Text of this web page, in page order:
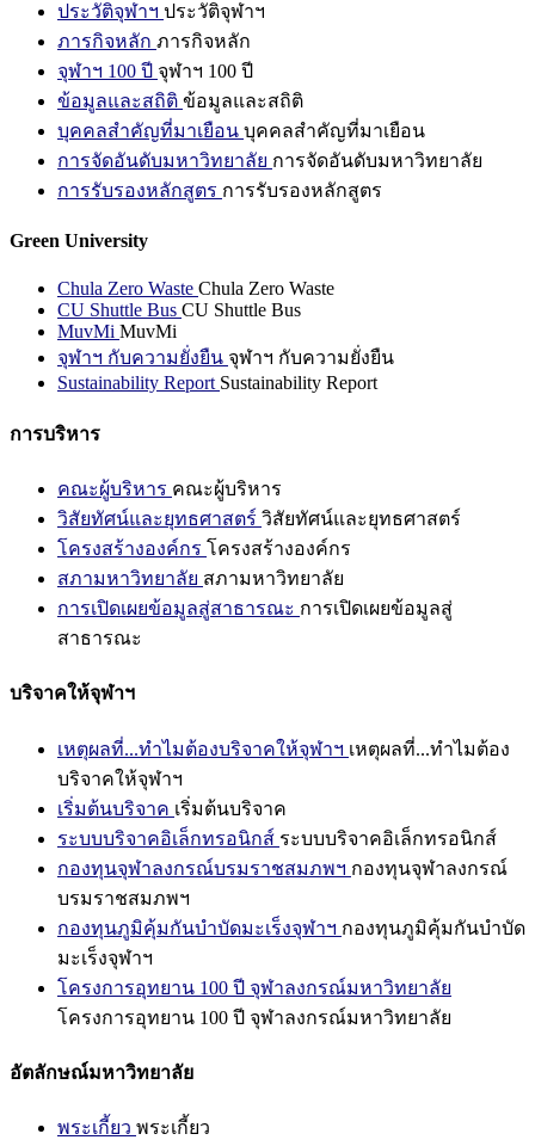
ประวัติจุฬาฯ ประวัติจุฬาฯ
ภารกิจหลัก ภารกิจหลัก
จุฬาฯ 100 ปี จุฬาฯ 100 ปี
ข้อมูลและสถิติ ข้อมูลและสถิติ
บุคคลสำคัญที่มาเยือน บุคคลสำคัญที่มาเยือน
การจัดอันดับมหาวิทยาลัย การจัดอันดับมหาวิทยาลัย
การรับรองหลักสูตร การรับรองหลักสูตร
Green University
Chula Zero Waste Chula Zero Waste
CU Shuttle Bus CU Shuttle Bus
MuvMi MuvMi
จุฬาฯ กับความยั่งยืน จุฬาฯ กับความยั่งยืน
Sustainability Report Sustainability Report
การบริหาร
คณะผู้บริหาร คณะผู้บริหาร
วิสัยทัศน์และยุทธศาสตร์ วิสัยทัศน์และยุทธศาสตร์
โครงสร้างองค์กร โครงสร้างองค์กร
สภามหาวิทยาลัย สภามหาวิทยาลัย
การเปิดเผยข้อมูลสู่สาธารณะ การเปิดเผยข้อมูลสู่
สาธารณะ
บริจาคให้จุฬาฯ
เหตุผลที่...ทำไมต้องบริจาคให้จุฬาฯ เหตุผลที่...ทำไมต้อง
บริจาคให้จุฬาฯ
เริ่มต้นบริจาค เริ่มต้นบริจาค
ระบบบริจาคอิเล็กทรอนิกส์ ระบบบริจาคอิเล็กทรอนิกส์
กองทุนจุฬาลงกรณ์บรมราชสมภพฯ กองทุนจุฬาลงกรณ์
บรมราชสมภพฯ
กองทุนภูมิคุ้มกันบำบัดมะเร็งจุฬาฯ กองทุนภูมิคุ้มกันบำบัด
มะเร็งจุฬาฯ
โครงการอุทยาน 100 ปี จุฬาลงกรณ์มหาวิทยาลัย
โครงการอุทยาน 100 ปี จุฬาลงกรณ์มหาวิทยาลัย
อัตลักษณ์มหาวิทยาลัย
พระเกี้ยว พระเกี้ยว